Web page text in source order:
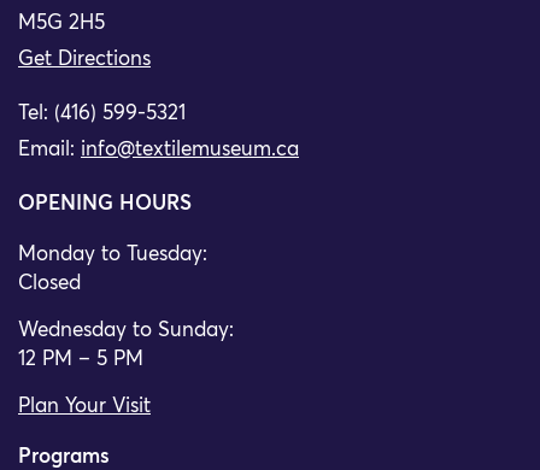
M5G 2H5
Get Directions
Tel: (416) 599-5321
Email: info@textilemuseum.ca
OPENING HOURS
Monday to Tuesday:
Closed
Wednesday to Sunday:
12 PM – 5 PM
Plan Your Visit
Programs